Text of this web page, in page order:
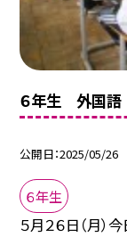
６年生 外国語
公開日 2025/05/26
６年生
５月２６日（月